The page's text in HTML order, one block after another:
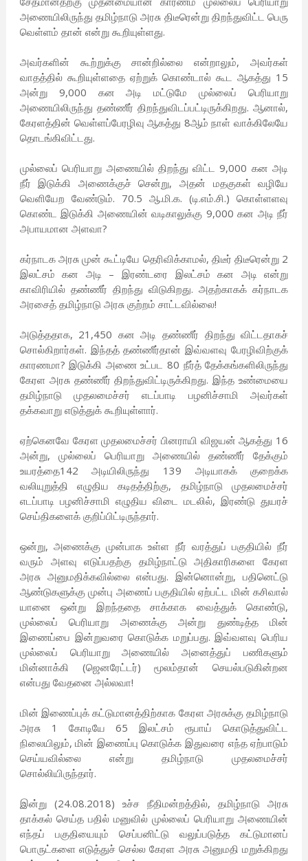
அணையிலிருந்து தமிழ்நாடு அரசு திடீரென்று திறந்துவிட்ட பெரு
வெள்ளம் தான் என்று கூறியுள்ளது.
அவர்களின் கூற்றுக்கு சான்றில்லை என்றாலும், அவர்கள்
வாதத்தில் கூறியுள்ளதை ஏற்றுக் கொண்டால் கூட ஆகத்து 15
அன்று 9,000 கன அடி மட்டுமே முல்லைப் பெரியாறு
அணையிலிருந்து தண்ணீர் திறந்துவிடப்பட்டிருக்கிறது. ஆனால்,
கேரளத்தின் வெள்ளப்பேரழிவு ஆகத்து 8ஆம் நாள் வாக்கிலேயே
தொடங்கிவிட்டது.
முல்லைப் பெரியாறு அணையில் திறந்து விட்ட 9,000 கன அடி
நீர் இடுக்கி அணைக்குச் சென்று, அதன் மதகுகள் வழியே
வெளியேற வேண்டும். 70.5 ஆ.மி.க. (டி.எம்.சி.) கொள்ளளவு
கொண்ட இடுக்கி அணையின் வடிகாலுக்கு 9,000 கன அடி நீர்
அபாயமான அளவா?
கர்நாடக அரசு முன் கூட்டியே தெரிவிக்காமல், திடீர் திடீரென்று 2
இலட்சம் கன அடி – இரண்டரை இலட்சம் கன அடி என்று
காவிரியில் தண்ணீர் திறந்து விடுகிறது. அதற்காகக் கர்நாடக
அரசைத் தமிழ்நாடு அரசு குற்றம் சாட்டவில்லை!
அடுத்ததாக, 21,450 கன அடி தண்ணீர் திறந்து விட்டதாகச்
சொல்கிறார்கள். இந்தத் தண்ணீர்தான் இவ்வளவு பேரழிவிற்குக்
காரணமா? இடுக்கி அணை உட்பட 80 நீர்த் தேக்கங்களிலிருந்து
கேரள அரசு தண்ணீர் திறந்துவிட்டிருக்கிறது. இந்த உண்மையை
தமிழ்நாடு முதலமைச்சர் எடப்பாடி பழனிச்சாமி அவர்கள்
தக்கவாறு எடுத்துக் கூறியுள்ளார்.
ஏற்கெனவே கேரள முதலமைச்சர் பினராயி விஜயன் ஆகத்து 16
அன்று, முல்லைப் பெரியாறு அணையில் தண்ணீர் தேக்கும்
உயரத்தை142 அடியிலிருந்து 139 அடியாகக் குறைக்க
வலியுறுத்தி எழுதிய கடிதத்திற்கு, தமிழ்நாடு முதலமைச்சர்
எடப்பாடி பழனிச்சாமி எழுதிய விடை மடலில், இரண்டு துயரச்
செய்திகளைக் குறிப்பிட்டிருந்தார்.
ஒன்று, அணைக்கு முன்பாக உள்ள நீர் வரத்துப் பகுதியில் நீர்
வரும் அளவு எடுப்பதற்கு தமிழ்நாட்டு அதிகாரிகளை கேரள
அரசு அனுமதிக்கவில்லை என்பது. இன்னொன்று, பதினெட்டு
ஆண்டுகளுக்கு முன்பு அணைப் பகுதியில் ஏற்பட்ட மின் கசிவால்
யானை ஒன்று இறந்ததை சாக்காக வைத்துக் கொண்டு,
முல்லைப் பெரியாறு அணைக்கு அன்று துண்டித்த மின்
இணைப்பை இன்றுவரை கொடுக்க மறுப்பது. இவ்வளவு பெரிய
முல்லைப் பெரியாறு அணையில் அனைத்துப் பணிகளும்
மின்னாக்கி (ஜெனரேட்டர்) மூலம்தான் செயல்படுகின்றன
என்பது வேதனை அல்லவா!
மின் இணைப்புக் கட்டுமானத்திற்காக கேரள அரசுக்கு தமிழ்நாடு
அரசு 1 கோடியே 65 இலட்சம் ரூபாய் கொடுத்துவிட்ட
நிலையிலும், மின் இணைப்பு கொடுக்க இதுவரை எந்த ஏற்பாடும்
செய்யவில்லை என்று தமிழ்நாடு முதலமைச்சர்
சொல்லியிருந்தார்.
இன்று (24.08.2018) உச்ச நீதிமன்றத்தில், தமிழ்நாடு அரசு
தாக்கல் செய்த பதில் மனுவில் முல்லைப் பெரியாறு அணையின்
எந்தப் பகுதியையும் செப்பனிட்டு வலுப்படுத்த கட்டுமானப்
பொருட்களை எடுத்துச் செல்ல கேரள அரசு அனுமதி மறுக்கிறது